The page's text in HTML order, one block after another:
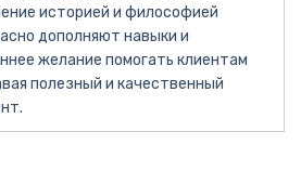
историей и философией
дополняют навыки и
желание помогать клиентам
полезный и качественный